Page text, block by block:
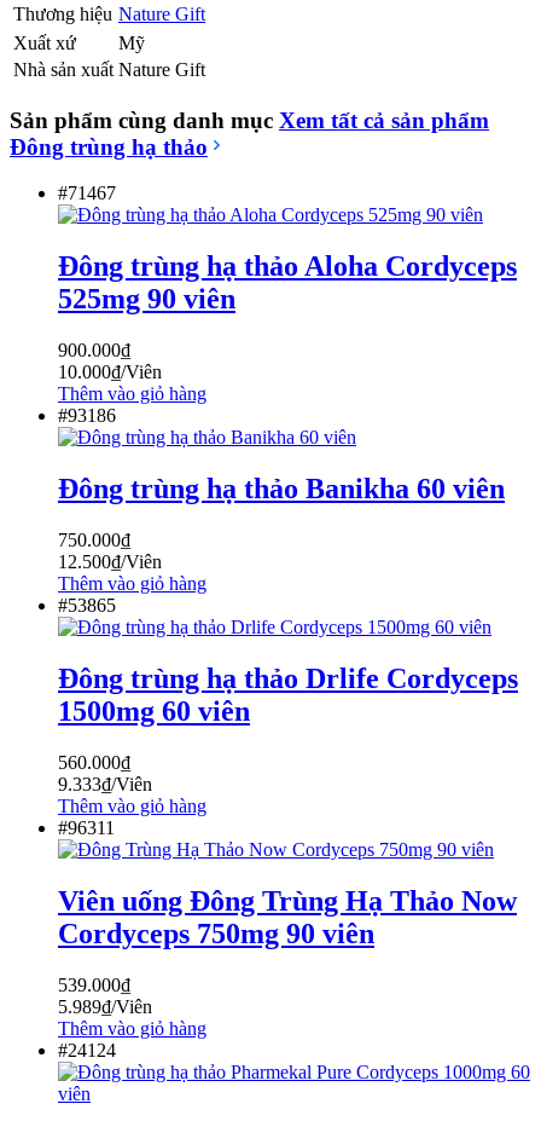
Thương hiệu Nature Gift
Xuất xứ
Mỹ
Nhà sản xuất Nature Gift
Sản phẩm cùng danh mục Xem tất cả sản phẩm
Đông trùng hạ thảo
#71467
Đông trùng hạ thảo Aloha Cordyceps
525mg 90 viên
900.000₫
10.000₫/Viên
Thêm vào giỏ hàng
#93186
Đông trùng hạ thảo Banikha 60 viên
750.000₫
12.500₫/Viên
Thêm vào giỏ hàng
#53865
Đông trùng hạ thảo Drlife Cordyceps
1500mg 60 viên
560.000₫
9.333₫/Viên
Thêm vào giỏ hàng
#96311
Viên uống Đông Trùng Hạ Thảo Now
Cordyceps 750mg 90 viên
539.000₫
5.989₫/Viên
Thêm vào giỏ hàng
#24124